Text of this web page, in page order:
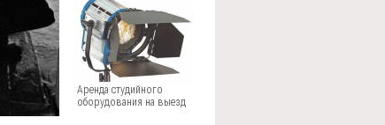
Аренда студийного
оборудования на выезд